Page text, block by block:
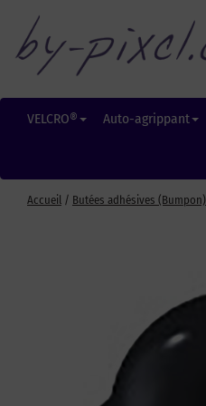
VELCRO® Auto-agrippant
Accueil / Butées adhésives (Bumpon)